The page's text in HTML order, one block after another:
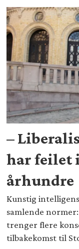
–
har feilet
århundre
Kunstig
samlende
trenger flere
tilbakekomst til